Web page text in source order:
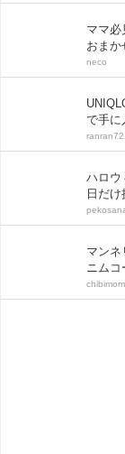
ママ必
おま
neco
で手に
ハロウ
日だけ
マンネ
ニム